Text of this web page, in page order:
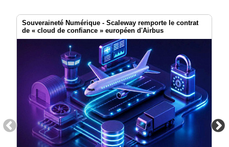
Souveraineté Numérique - Scaleway remporte le contrat
de « cloud de confiance » européen d'Airbus